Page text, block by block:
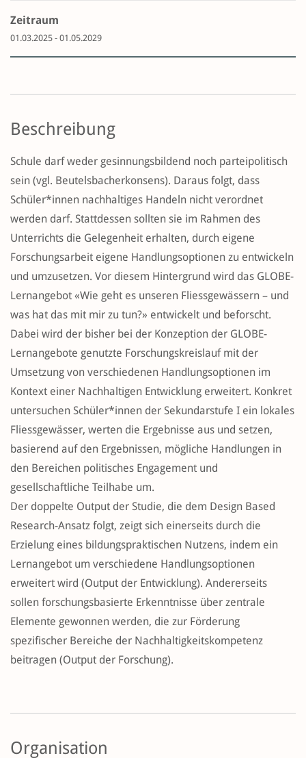
Zeitraum
01.03.2025 - 01.05.2029
Beschreibung
Schule darf weder gesinnungsbildend noch parteipolitisch
sein (vgl. Beutelsbacherkonsens). Daraus folgt, dass
Schüler*innen nachhaltiges Handeln nicht verordnet
werden darf. Stattdessen sollten sie im Rahmen des
Unterrichts die Gelegenheit erhalten, durch eigene
Forschungsarbeit eigene Handlungsoptionen zu entwickeln
und umzusetzen. Vor diesem Hintergrund wird das GLOBE-
Lernangebot «Wie geht es unseren Fliessgewässern – und
was hat das mit mir zu tun?» entwickelt und beforscht.
Dabei wird der bisher bei der Konzeption der GLOBE-
Lernangebote genutzte Forschungskreislauf mit der
Umsetzung von verschiedenen Handlungsoptionen im
Kontext einer Nachhaltigen Entwicklung erweitert. Konkret
untersuchen Schüler*innen der Sekundarstufe I ein lokales
Fliessgewässer, werten die Ergebnisse aus und setzen,
basierend auf den Ergebnissen, mögliche Handlungen in
den Bereichen politisches Engagement und
gesellschaftliche Teilhabe um.
Der doppelte Output der Studie, die dem Design Based
Research-Ansatz folgt, zeigt sich einerseits durch die
Erzielung eines bildungspraktischen Nutzens, indem ein
Lernangebot um verschiedene Handlungsoptionen
erweitert wird (Output der Entwicklung). Andererseits
sollen forschungsbasierte Erkenntnisse über zentrale
Elemente gewonnen werden, die zur Förderung
spezifischer Bereiche der Nachhaltigkeitskompetenz
beitragen (Output der Forschung).
Organisation